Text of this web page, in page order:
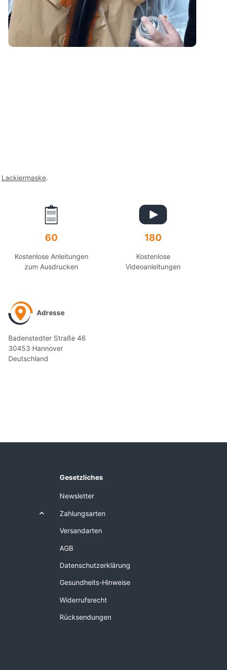
Lackiermaske.
60
Kostenlose Anleitungen
zum Ausdrucken
180
Kostenlose
Videoanleitungen
Adresse
Badenstedter Straße 46
30453 Hannover
Deutschland
Gesetzliches
Newsletter
Zahlungsarten
Versandarten
AGB
Datenschutzerklärung
Gesundheits-Hinweise
Widerrufsrecht
Rücksendungen